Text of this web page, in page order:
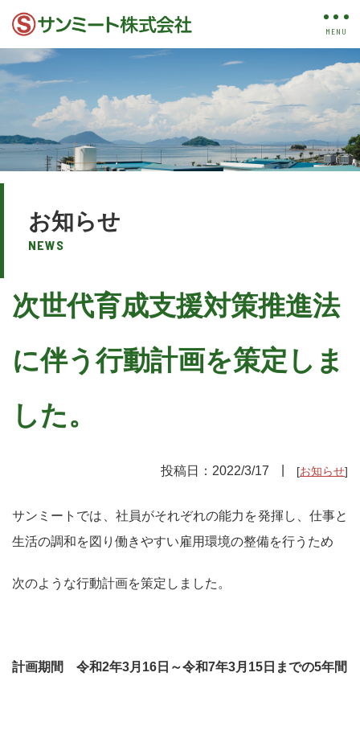
お知らせ
NEWS
次世代育成支援対策推進法
に伴う行動計画を策定しま
した。
投稿日： 2022/3/17 お知らせ
サンミートでは、社員がそれぞれの能力を発揮し、仕事と
生活の調和を図り働きやすい雇用環境の整備を行うため
次のような行動計画を策定しました。
計画期間 令和2年3月16日～令和7年3月15日までの5年間